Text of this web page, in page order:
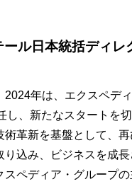
ル日本統括ディレ
年は、エクスペデ
、新たなスタートを
革新を基盤として、
込み、ビジネスを成
ペディア・グループ